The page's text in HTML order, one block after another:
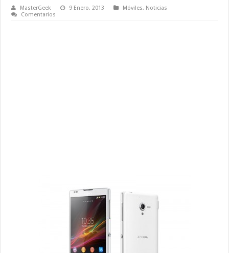
MasterGeek 9 Enero, 2013 Móviles, Noticias
Comentarios